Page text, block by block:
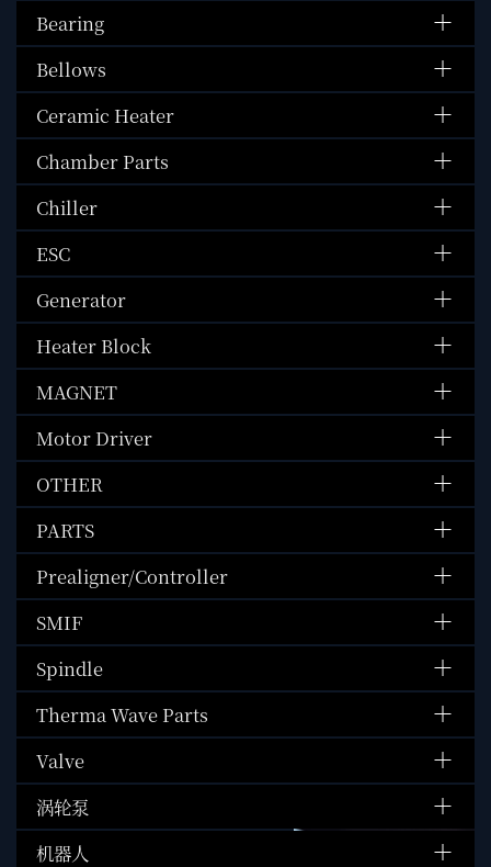
Bearing
Bellows
Ceramic Heater
Chamber Parts
Chiller
ESC
Generator
Heater Block
MAGNET
Motor Driver
OTHER
PARTS
Prealigner/Controller
SMIF
Spindle
Therma Wave Parts
Valve
涡轮泵
机器人